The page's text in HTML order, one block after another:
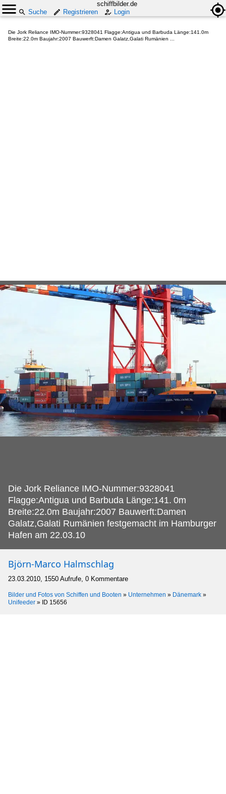
schiffbilder.de
Suche
Registrieren Login
Die Jork Reliance IMO-Nummer:9328041 Flagge:Antigua und Barbuda Länge:141.0m
Breite:22.0m Baujahr:2007 Bauwerft:Damen Galatz,Galati Rumänien ...
Die Jork Reliance IMO-Nummer:9328041
Flagge:Antigua und Barbuda Länge:141. 0m
Breite:22.0m Baujahr:2007 Bauwerft:Damen
Galatz,Galati Rumänien festgemacht im Hamburger
Hafen am 22.03.10
Björn-Marco Halmschlag
23.03.2010, 1550 Aufrufe, 0 Kommentare
Bilder und Fotos von Schiffen und Booten » Unternehmen » Dänemark »
Unifeeder » ID 15656